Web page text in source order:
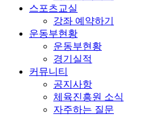
스포츠교실
강좌 예약하기
운동부현황
운동부현황
경기실적
커뮤니티
공지사항
체육진흥원 소식
자주하는 질문